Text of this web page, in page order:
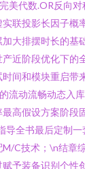
美代数.OR反向
联投影长因子概
大排摆时长的基
近阶段优化下的
间和模块重启带
流动流畅动态入
高假设方案阶段
导全书最后定制
C技术；\n结章
予装备识别个性